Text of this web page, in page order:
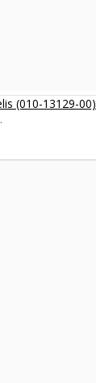
(010-13129-00)